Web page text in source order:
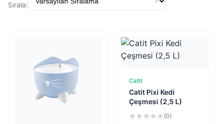
Sırala:
Catit
Catit Pixi Kedi
Çeşmesi (2,5 L)
(0)